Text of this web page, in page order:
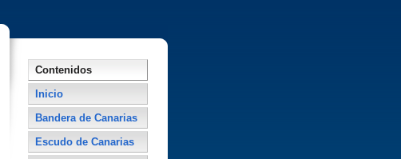
Contenidos
Inicio
Bandera de Canarias
Escudo de Canarias